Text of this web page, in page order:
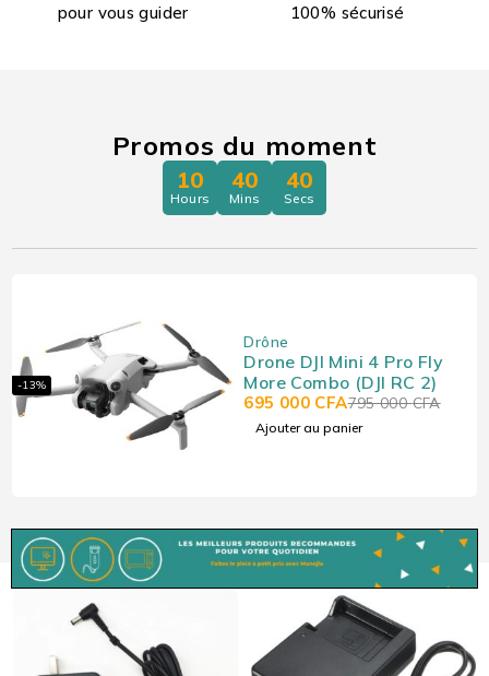
pour vous guider
100% sécurisé
Promos du moment
10
Hours
40
Mins
39
Secs
-13%
Drône
Drone DJI Mini 4 Pro Fly
More Combo (DJI RC 2)
795 000CFA
695 000 CFA
Ajouter au panier